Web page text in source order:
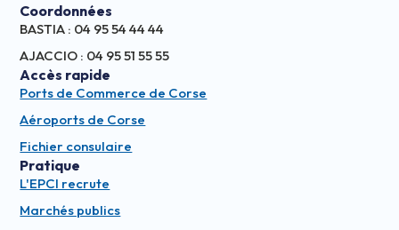
Coordonnées
BASTIA : 04 95 54 44 44
AJACCIO : 04 95 51 55 55
Accès rapide
Ports de Commerce de Corse
Aéroports de Corse
Fichier consulaire
Pratique
L'EPCI recrute
Marchés publics